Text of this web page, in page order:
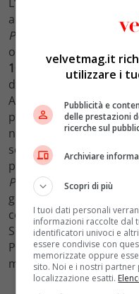
autori a lui successivi –
Palombella Rossa
ormai indiscussa.
102 anni dalla nascita,
del grande schermo (a
Attraverso l’evento
promosse una serie di
nella sala Fulgor (stessa
scoperto il suo amore
presentato il
Premio Speciale 75ai
gennaio, invece, andrà
con la visita presso il
Sismondo). Il cartellone
Proiezioni al Cinemino
martedì sono proiettati
velvetmag.it
utilizzare i
Pubblicità e
delle prestazioni
ricerche sul
Archiviare
Scopri di più
I tuoi dati personali
informazioni raccolte dal
identificatori univoci e
essere condivise con
memorizzate oppure
sito. Noi e i nostri
localizzazione esatti.